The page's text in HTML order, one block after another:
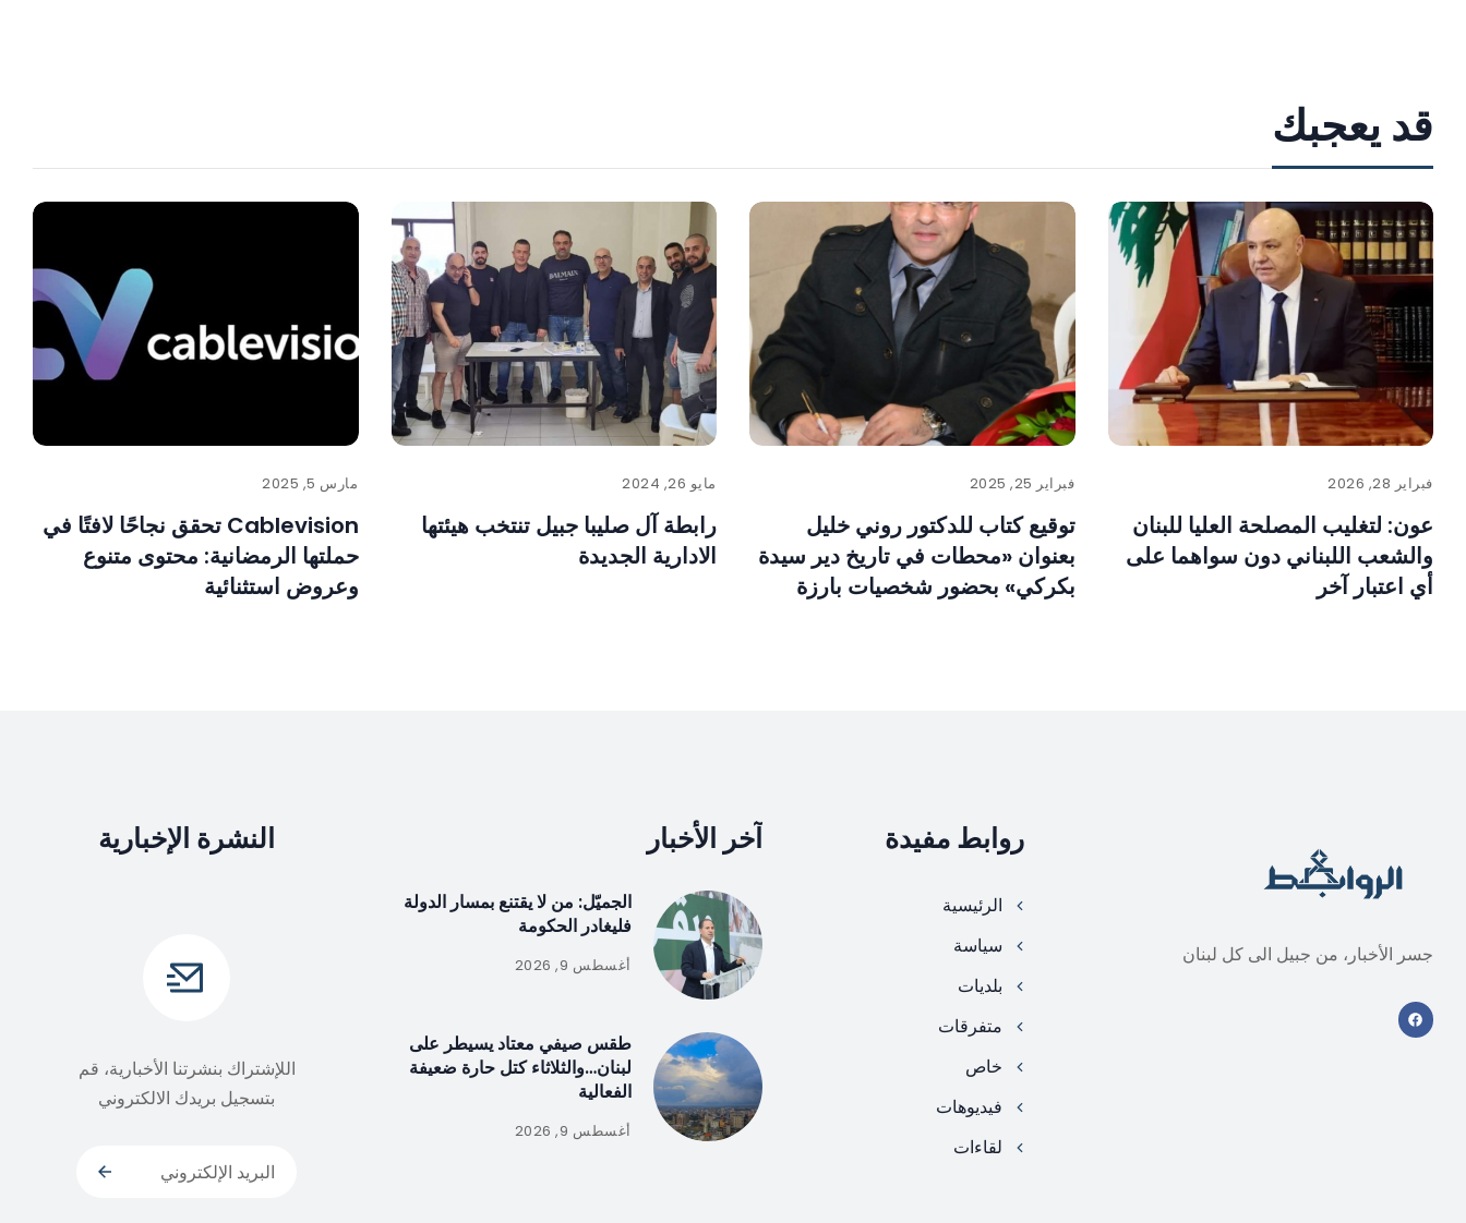
قد يعجبك
فبراير 28, 2026
عون: لتغليب المصلحة العليا للبنان
والشعب اللبناني دون سواهما على
أي اعتبار آخر
فبراير 25, 2025
توقيع كتاب للدكتور روني خليل
بعنوان «محطات في تاريخ دير سيدة
بكركي» بحضور شخصيات بارزة
مايو 26, 2024
رابطة آل صليبا جبيل تنتخب هيئتها
الادارية الجديدة
مارس 5, 2025
Cablevision تحقق نجاحًا لافتًا في
حملتها الرمضانية: محتوى متنوع
وعروض استثنائية
جسر الأخبار، من جبيل الى كل لبنان
روابط مفيدة
الرئيسية
سياسة
بلديات
متفرقات
خاص
فيديوهات
لقاءات
آخر الأخبار
الجميّل: من لا يقتنع بمسار الدولة
فليغادر الحكومة
أغسطس 9, 2026
طقس صيفي معتاد يسيطر على
لبنان…والثلاثاء كتل حارة ضعيفة
الفعالية
أغسطس 9, 2026
النشرة الإخبارية
اللإشتراك بنشرتنا الأخبارية، قم
بتسجيل بريدك الالكتروني